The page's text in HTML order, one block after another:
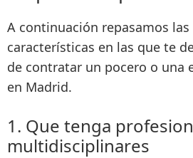
A continuación repasamos
características en las que te
de contratar un pocero o una
en Madrid.
1. Que tenga
multidisciplinares